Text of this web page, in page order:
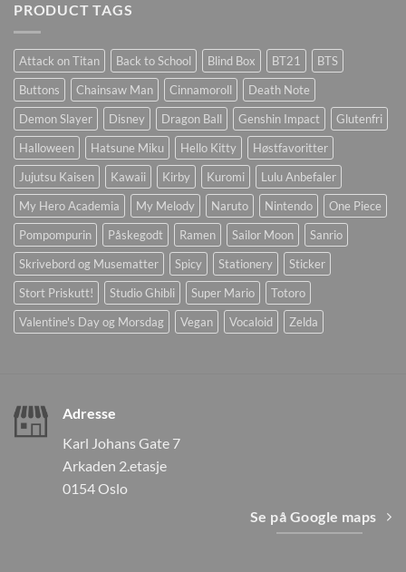
PRODUCT TAGS
Attack on Titan Back to School Blind Box BT21
BTS
Buttons
Chainsaw Man Cinnamoroll
Death Note
Demon Slayer
Disney Dragon Ball Genshin Impact
Glutenfri
Halloween
Hatsune Miku Hello Kitty
Høstfavoritter
Jujutsu Kaisen
Kawaii Kirby Kuromi
Lulu Anbefaler
My Hero Academia
My Melody Naruto Nintendo
One Piece
Pompompurin
Påskegodt Ramen Sailor Moon
Sanrio
Skrivebord og Musematter
Spicy Stationery
Sticker
Stort Priskutt!
Studio Ghibli Super Mario
Totoro
Valentine's Day og Morsdag
Vegan Vocaloid Zelda
Adresse
Karl Johans Gate 7
Arkaden 2.etasje
0154 Oslo
Se på Google maps